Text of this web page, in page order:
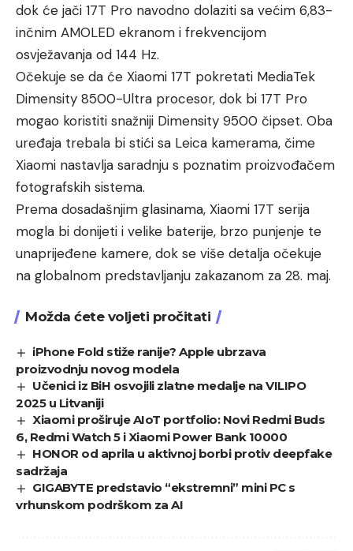
dok će jači 17T Pro navodno dolaziti sa većim 6,83-
inčnim AMOLED ekranom i frekvencijom
osvježavanja od 144 Hz.
Očekuje se da će Xiaomi 17T pokretati MediaTek
Dimensity 8500-Ultra procesor, dok bi 17T Pro
mogao koristiti snažniji Dimensity 9500 čipset. Oba
uređaja trebala bi stići sa Leica kamerama, čime
Xiaomi nastavlja saradnju s poznatim proizvođačem
fotografskih sistema.
Prema dosadašnjim glasinama, Xiaomi 17T serija
mogla bi donijeti i velike baterije, brzo punjenje te
unaprijeđene kamere, dok se više detalja očekuje
na globalnom predstavljanju zakazanom za 28. maj.
Možda ćete voljeti pročitati
iPhone Fold stiže ranije? Apple ubrzava
proizvodnju novog modela
Učenici iz BiH osvojili zlatne medalje na VILIPO
2025 u Litvaniji
Xiaomi proširuje AIoT portfolio: Novi Redmi Buds
6, Redmi Watch 5 i Xiaomi Power Bank 10000
HONOR od aprila u aktivnoj borbi protiv deepfake
sadržaja
GIGABYTE predstavio “ekstremni” mini PC s
vrhunskom podrškom za AI